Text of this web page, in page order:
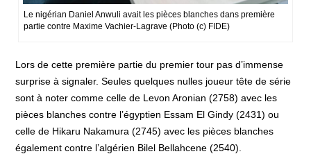
Le nigérian Daniel Anwuli avait les pièces blanches dans première
partie contre Maxime Vachier-Lagrave (Photo (c) FIDE)
Lors de cette première partie du premier tour pas d’immense
surprise à signaler. Seules quelques nulles joueur tête de série
sont à noter comme celle de Levon Aronian (2758) avec les
pièces blanches contre l’égyptien Essam El Gindy (2431) ou
celle de Hikaru Nakamura (2745) avec les pièces blanches
également contre l’algérien Bilel Bellahcene (2540).